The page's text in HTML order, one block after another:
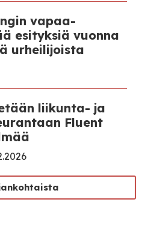
vapaa-
esityksiä vuonna
urheilijoista
liikunta- ja
Fluent